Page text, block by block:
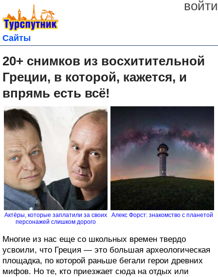
войти
Сайты
20+ снимков из восхитительной
Греции, в которой, кажется, и
впрямь есть всё!
Актёры, которые заплатили за своих
персонажей слишком дорого
Алекс Форст: знакомство с планетой
Многие из нас еще со школьных времен твердо
усвоили, что Греция — это большая археологическая
площадка, по которой раньше бегали герои древних
мифов. Но те, кто приезжает сюда на отдых или